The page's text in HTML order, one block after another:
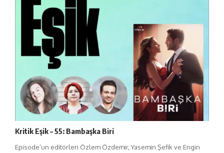
Kritik Eşik – 55: Bambaşka Biri
Episode’un editörleri Özlem Özdemir, Yasemin Şefik ve Engin